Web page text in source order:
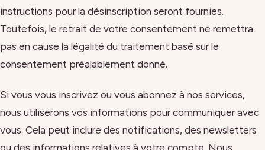
instructions pour la désinscription seront fournies.
Toutefois, le retrait de votre consentement ne remettra
pas en cause la légalité du traitement basé sur le
consentement préalablement donné.
Si vous vous inscrivez ou vous abonnez à nos services,
nous utiliserons vos informations pour communiquer avec
vous. Cela peut inclure des notifications, des newsletters